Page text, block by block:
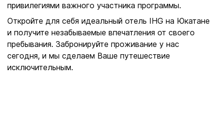
привилегиями важного участника программы.
Откройте для себя идеальный отель IHG на Юкатане
и получите незабываемые впечатления от своего
пребывания. Забронируйте проживание у нас
сегодня, и мы сделаем Ваше путешествие
исключительным.